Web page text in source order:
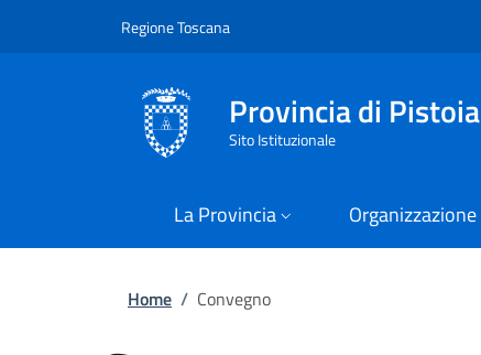
Regione ToscanaSlim
Provincia di Pistoia
Sito Istituzionale
La Provincia Organizzazione
Briciole di pane
Home / Convegno